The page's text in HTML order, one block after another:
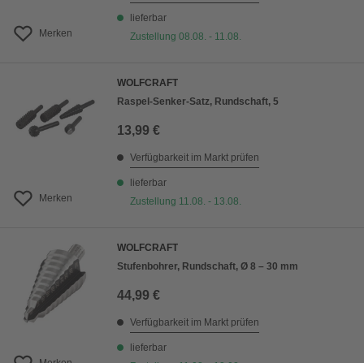
Merken
lieferbar
Zustellung 08.08. - 11.08.
Merken
WOLFCRAFT
Raspel-Senker-Satz, Rundschaft, 5
13,99 €
Verfügbarkeit im Markt prüfen
lieferbar
Zustellung 11.08. - 13.08.
WOLFCRAFT
Stufenbohrer, Rundschaft, Ø 8 – 30 mm
44,99 €
Verfügbarkeit im Markt prüfen
lieferbar